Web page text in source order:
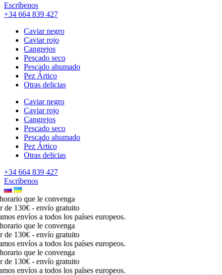
Escríbenos
+34 664 839 427
Caviar negro
Caviar rojo
Cangrejos
Pescado seco
Pescado ahumado
Pez Ártico
Otras delicias
Caviar negro
Caviar rojo
Cangrejos
Pescado seco
Pescado ahumado
Pez Ártico
Otras delicias
+34 664 839 427
Escríbenos
que le convenga
130€ - envío gratuito
envíos a todos los países europeos.
que le convenga
130€ - envío gratuito
envíos a todos los países europeos.
que le convenga
130€ - envío gratuito
envíos a todos los países europeos.